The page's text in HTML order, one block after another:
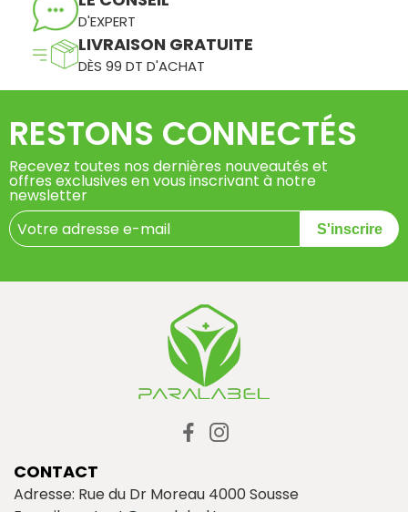
D'EXPERT
LIVRAISON GRATUITE
DÈS 99 DT D'ACHAT
RESTONS CONNECTÉS
Recevez toutes nos dernières nouveautés et
offres exclusives en vous inscrivant à notre
newsletter
S'inscrire
CONTACT
Adresse: Rue du Dr Moreau 4000 Sousse